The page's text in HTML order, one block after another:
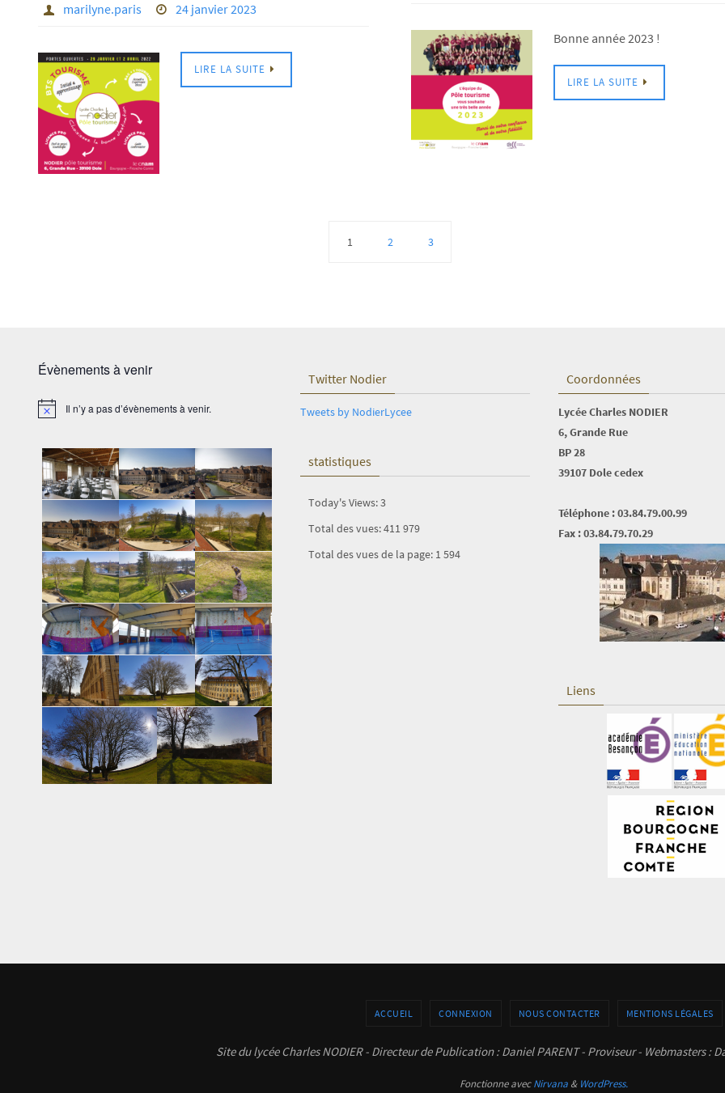
marilyne.paris 24 janvier 2023
LIRE LA SUITE
Bonne année 2023 !
LIRE LA SUITE
1 2 3
Évènements à venir
Notice Il n’y a pas d’évènements à venir.
Twitter Nodier
Tweets by NodierLycee
statistiques
Today's Views:3
Total des vues:411 979
Total des vues de la page: 1 594
Coordonnées
Lycée Charles NODIER
6, Grande Rue
BP 28
39107 Dole cedex
Téléphone : 03.84.79.00.99
Fax : 03.84.79.70.29
Liens
ACCUEIL CONNEXION NOUS CONTACTER MENTIONS LÉGALES
Site du lycée Charles NODIER - Directeur de Publication : Daniel PARENT - Proviseur - Webmasters :
Fonctionne avecNirvana & WordPress.